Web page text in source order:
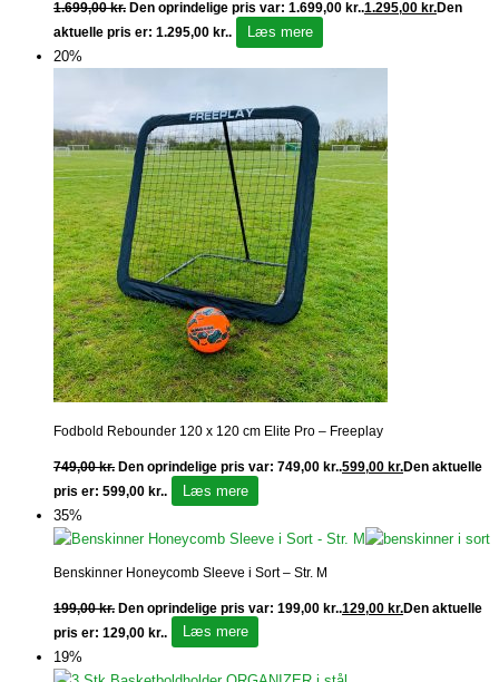
1.699,00kr. Den oprindelige pris var: 1.699,00 kr..1.295,00 kr.Den
aktuelle pris er: 1.295,00 kr..
Læs mere
20%
Fodbold Rebounder 120 x 120 cm Elite Pro – Freeplay
749,00kr. Den oprindelige pris var: 749,00 kr..599,00 kr.Den aktuelle
pris er: 599,00 kr..
Læs mere
35%
Benskinner Honeycomb Sleeve i Sort – Str. M
199,00kr. Den oprindelige pris var: 199,00 kr..129,00 kr.Den aktuelle
pris er: 129,00 kr..
Læs mere
19%